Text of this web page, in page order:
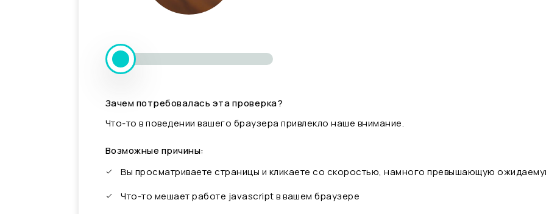
Зачем потребовалась эта проверка?
Что-то в поведении вашего браузера привлекло наше внимание.
Возможные причины:
Вы просматриваете страницы и кликаете со скоростью, намного превышающую
Что-то мешает работе javascript в вашем браузере